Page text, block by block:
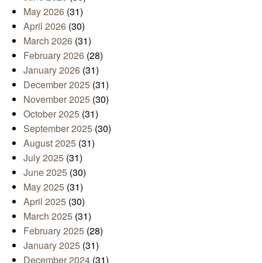
May 2026 (31)
April 2026 (30)
March 2026 (31)
February 2026 (28)
January 2026 (31)
December 2025 (31)
November 2025 (30)
October 2025 (31)
September 2025 (30)
August 2025 (31)
July 2025 (31)
June 2025 (30)
May 2025 (31)
April 2025 (30)
March 2025 (31)
February 2025 (28)
January 2025 (31)
December 2024 (31)